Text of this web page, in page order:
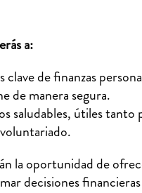
a:
de finanzas
de manera segura.
saludables, útiles tanto
la oportunidad de
decisiones